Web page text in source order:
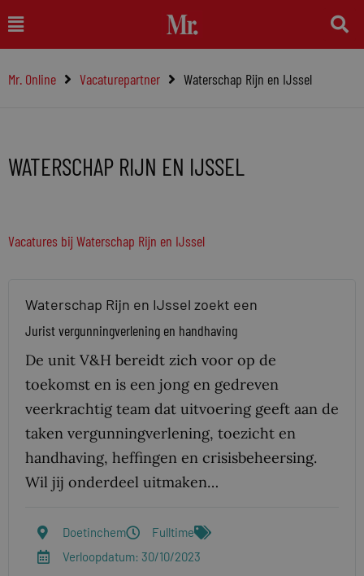
naar
inhoud
Main
Menu
Mr. Online Vacaturepartner Waterschap Rijn en IJssel
WATERSCHAP RIJN EN IJSSEL
Vacatures bij Waterschap Rijn en IJssel
Waterschap Rijn en IJssel zoekt een
Jurist vergunningverlening en handhaving
De unit V&H bereidt zich voor op de
toekomst en is een jong en gedreven
veerkrachtig team dat uitvoering geeft aan de
taken vergunningverlening, toezicht en
handhaving, heffingen en crisisbeheersing.
Wil jij onderdeel uitmaken…
Doetinchem
Fulltime
Verloopdatum: 30/10/2023